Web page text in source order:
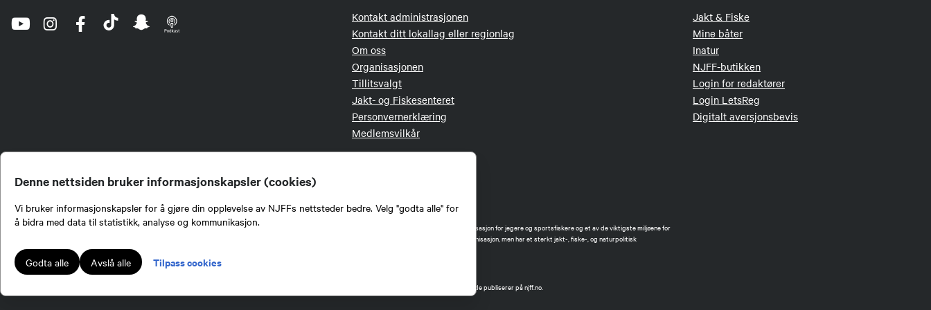
Denne nettsiden bruker informasjonskapsler (cookies)
Vi bruker informasjonskapsler for å gjøre din opplevelse av NJFFs nettsteder bedre. Velg "godta alle" for
å bidra med data til statistikk, analyse og kommunikasjon.
Godta alle Avslå alle Tilpass cookies
Kontakt administrasjonen
Kontakt ditt lokallag eller regionlag
Om oss
Organisasjonen
Tillitsvalgt
Jakt- og Fiskesenteret
Personvernerklæring
Medlemsvilkår
Jakt & Fiske
Mine båter
Inatur
NJFF-butikken
Login for redaktører
Login LetsReg
Digitalt aversjonsbevis
Norges Jeger- og Fiskerforbund (NJFF) er landets eneste landsdekkende organisasjon for jegere og sportsfiskere og et av de viktigste miljøene for
formidling av kunnskap om jakt og fiske i Norge. Vi er en partipolitisk nøytral organisasjon, men har et sterkt jakt-, fiske-, og naturpolitisk
Lokalforeninger tilsluttet Norges Jeger- og Fiskerforbund har ansvar for innhold de publiserer på njff.no.